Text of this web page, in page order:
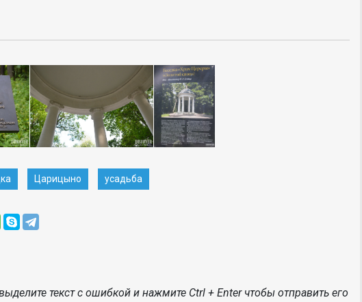
Царицыно усадьба
текст с ошибкой и нажмите Ctrl + Enter чтобы отправить его